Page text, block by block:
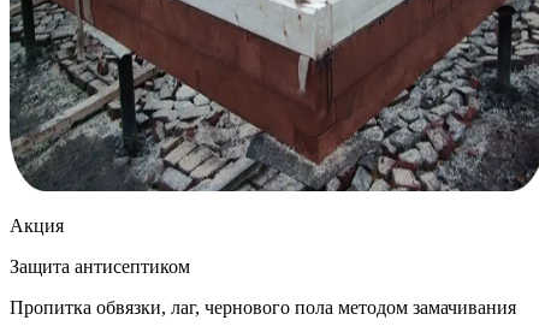
Акция
Защита антисептиком
Пропитка обвязки, лаг, чернового пола методом замачивания